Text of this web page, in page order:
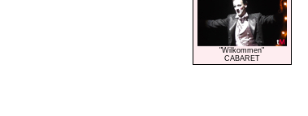
"Wilkommen"
CABARET